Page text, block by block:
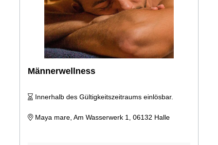
Männerwellness
Innerhalb des Gültigkeitszeitraums einlösbar.
Maya mare, Am Wasserwerk 1, 06132 Halle